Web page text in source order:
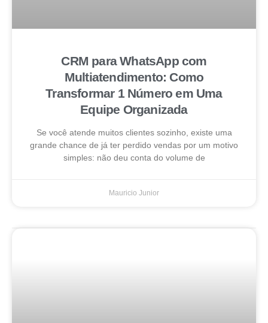
CRM para WhatsApp com
Multiatendimento: Como
Transformar 1 Número em Uma
Equipe Organizada
Se você atende muitos clientes sozinho, existe uma
grande chance de já ter perdido vendas por um motivo
simples: não deu conta do volume de
Mauricio Junior